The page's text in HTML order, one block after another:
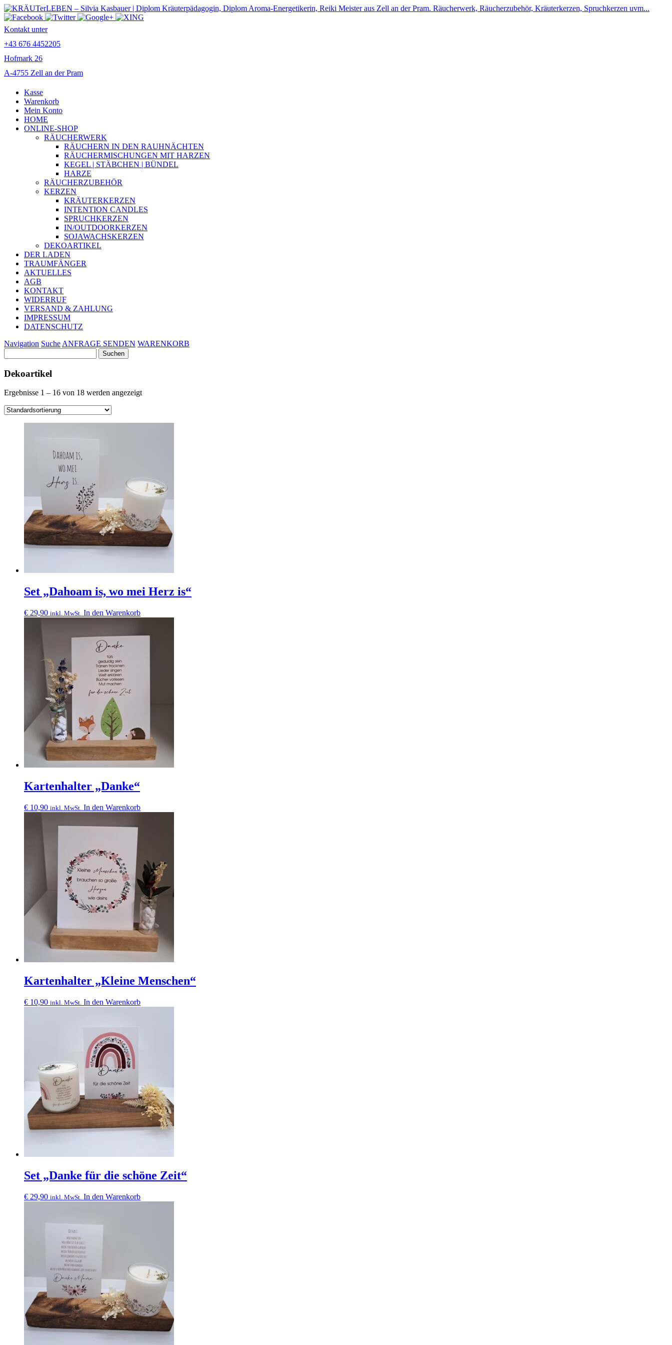
Kontakt unter
+43 676 4452205
Hofmark 26
A-4755 Zell an der Pram
Kasse
Warenkorb
Mein Konto
HOME
ONLINE-SHOP
RÄUCHERWERK
RÄUCHERN IN DEN RAUHNÄCHTEN
RÄUCHERMISCHUNGEN MIT HARZEN
KEGEL | STÄBCHEN | BÜNDEL
HARZE
RÄUCHERZUBEHÖR
KERZEN
KRÄUTERKERZEN
INTENTION CANDLES
SPRUCHKERZEN
IN/OUTDOORKERZEN
SOJAWACHSKERZEN
DEKOARTIKEL
DER LADEN
TRAUMFÄNGER
AKTUELLES
AGB
KONTAKT
WIDERRUF
VERSAND & ZAHLUNG
IMPRESSUM
DATENSCHUTZ
Navigation Suche ANFRAGE SENDEN WARENKORB
nach:
Dekoartikel
Ergebnisse 1 – 16 von 18 werden angezeigt
Set „Dahoam is, wo mei Herz is“
€ 29,90 inkl. MwSt. In den Warenkorb
Kartenhalter „Danke“
€ 10,90 inkl. MwSt. In den Warenkorb
Kartenhalter „Kleine Menschen“
€ 10,90 inkl. MwSt. In den Warenkorb
Set „Danke für die schöne Zeit“
€ 29,90 inkl. MwSt. In den Warenkorb